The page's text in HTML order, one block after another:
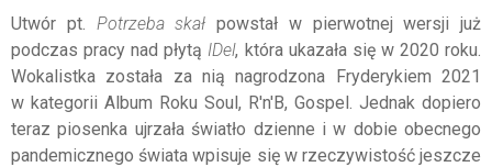
Utwór pt. Potrzeba skał powstał w pierwotnej wersji już
podczas pracy nad płytą IDel, która ukazała się w 2020 roku.
Wokalistka została za nią nagrodzona Fryderykiem 2021
w kategorii Album Roku Soul, R'n'B, Gospel. Jednak dopiero
teraz piosenka ujrzała światło dzienne i w dobie obecnego
pandemicznego świata wpisuje się w rzeczywistość jeszcze